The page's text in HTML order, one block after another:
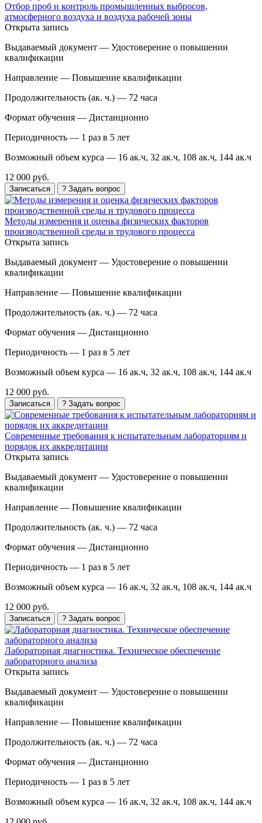
Отбор проб и контроль промышленных выбросов,
атмосферного воздуха и воздуха рабочей зоны
Открыта запись
Выдаваемый документ — Удостоверение о повышении
квалификации
Направление — Повышение квалификации
Продолжительность (ак. ч.) — 72 часа
Формат обучения — Дистанционно
Периодичность — 1 раз в 5 лет
Возможный объем курса — 16 ак.ч, 32 ак.ч, 108 ак.ч, 144 ак.ч
12 000 руб.
Записаться ? Задать вопрос
Методы измерения и оценка физических факторов
производственной среды и трудового процесса
Открыта запись
Выдаваемый документ — Удостоверение о повышении
квалификации
Направление — Повышение квалификации
Продолжительность (ак. ч.) — 72 часа
Формат обучения — Дистанционно
Периодичность — 1 раз в 5 лет
Возможный объем курса — 16 ак.ч, 32 ак.ч, 108 ак.ч, 144 ак.ч
12 000 руб.
Записаться ? Задать вопрос
Современные требования к испытательным лабораториям и
порядок их аккредитации
Открыта запись
Выдаваемый документ — Удостоверение о повышении
квалификации
Направление — Повышение квалификации
Продолжительность (ак. ч.) — 72 часа
Формат обучения — Дистанционно
Периодичность — 1 раз в 5 лет
Возможный объем курса — 16 ак.ч, 32 ак.ч, 108 ак.ч, 144 ак.ч
12 000 руб.
Записаться ? Задать вопрос
Лабораторная диагностика. Техническое обеспечение
лабораторного анализа
Открыта запись
Выдаваемый документ — Удостоверение о повышении
квалификации
Направление — Повышение квалификации
Продолжительность (ак. ч.) — 72 часа
Формат обучения — Дистанционно
Периодичность — 1 раз в 5 лет
Возможный объем курса — 16 ак.ч, 32 ак.ч, 108 ак.ч, 144 ак.ч